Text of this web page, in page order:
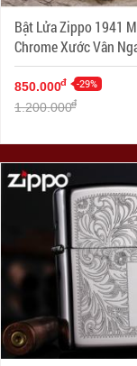
Bật Lửa Zippo 1941
Chrome Xước Vân
SKU 1941 – Zippo
1941 Brushed Chrome
850.000đ -29%
1.200.000đ